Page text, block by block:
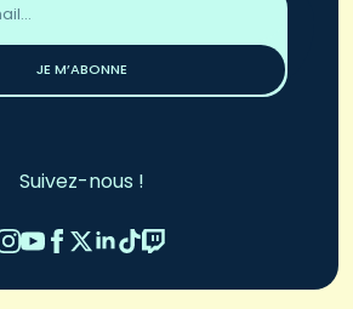
JE M’ABONNE
Suivez-nous !